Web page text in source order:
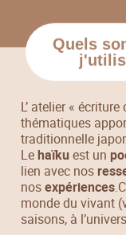
Quels
L’ atelier «
thématiques
traditionnelle
Lehaïku est un
lien avec nos
nosexpériences
monde du vivant
saisons, à